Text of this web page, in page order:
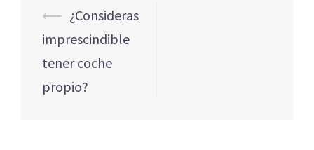
Navegación
de
entradas
⟵ ¿Consideras
imprescindible
tener coche
propio?